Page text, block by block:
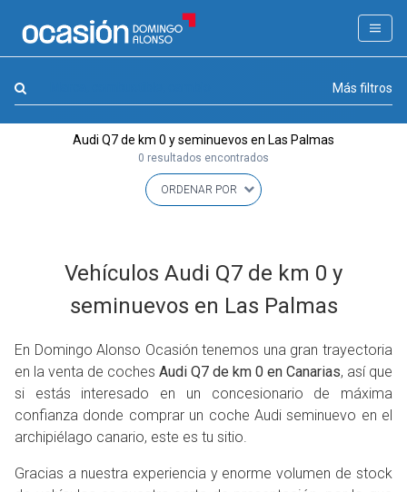
FILTROS
APPROVED
(1)
Precio y cuota (0)
Carrocería, año y Kms. (0)
Más filtros
Audi Q7 de km 0 y seminuevos en Las Palmas
0 resultados encontrados
Vehículos Audi Q7 de km 0 y
seminuevos en Las Palmas
En Domingo Alonso Ocasión tenemos una gran trayectoria
en la venta de coches Audi Q7 de km 0 en Canarias, así que
si estás interesado en un concesionario de máxima
confianza donde comprar un coche Audi seminuevo en el
archipiélago canario, este es tu sitio.
Gracias a nuestra experiencia y enorme volumen de stock